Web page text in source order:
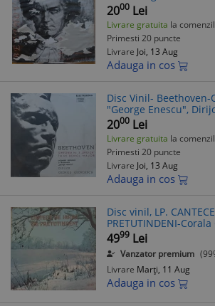
Georgescu -
2000 Lei
Livrare gratuita la
Primesti 20 puncte
Livrare Joi, 13 Aug
Adauga in cos
Disc Vinil- Beethoven-
"George Enescu",
Georgescu-Simfonia
Electrecord: STM-ECE
2000 Lei
Livrare gratuita la
Primesti 20 puncte
Livrare Joi, 13 Aug
Adauga in cos
Disc vinil, LP.
PRETUTINDENI-
a Conservatorului
4999 Lei
Vanzator premium
Livrare Marți, 11 Aug
Adauga in cos